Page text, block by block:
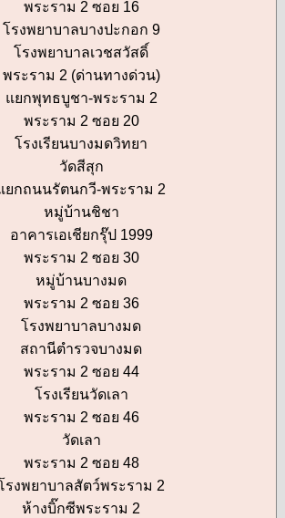
พระราม 2 ซอย 16
โรงพยาบาลบางปะกอก 9
โรงพยาบาลเวชสวัสดิ์
พระราม 2 (ด่านทางด่วน)
แยกพุทธบูชา-พระราม 2
พระราม 2 ซอย 20
โรงเรียนบางมดวิทยา
วัดสีสุก
ยกถนนรัตนกวี-พระราม 2
หมู่บ้านชิชา
อาคารเอเชียกรุ๊ป 1999
พระราม 2 ซอย 30
หมู่บ้านบางมด
พระราม 2 ซอย 36
โรงพยาบาลบางมด
สถานีตำรวจบางมด
พระราม 2 ซอย 44
โรงเรียนวัดเลา
พระราม 2 ซอย 46
วัดเลา
พระราม 2 ซอย 48
รงพยาบาลสัตว์พระราม 2
ห้างบิ๊กซีพระราม 2